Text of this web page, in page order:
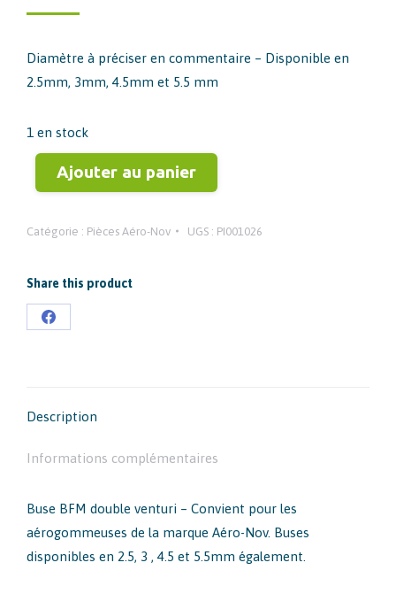
Diamètre à préciser en commentaire – Disponible en
2.5mm, 3mm, 4.5mm et 5.5 mm
1 en stock
Ajouter au panier
Catégorie : Pièces Aéro-Nov UGS : PI001026
Share this product
Partager
Description
Informations complémentaires
Buse BFM double venturi – Convient pour les
aérogommeuses de la marque Aéro-Nov. Buses
disponibles en 2.5, 3 , 4.5 et 5.5mm également.